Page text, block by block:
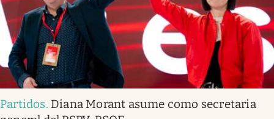
Partidos. Diana Morant asume como secretaria